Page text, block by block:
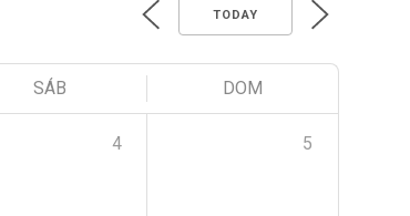
TODAY
SÁB DOM
4 5